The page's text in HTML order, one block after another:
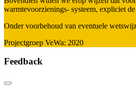
warmtevoorzienings- systeem, expliciet
Onder voorbehoud van eventuele
Projectgroep VeWa: 2020
Feedback